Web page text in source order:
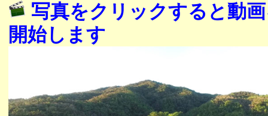
写真をクリックすると動
開始します